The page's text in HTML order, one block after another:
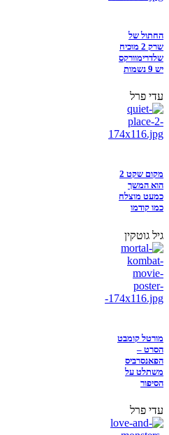
החתול של
שרק 2 מוכיח
שלדרימוורקס
יש 9 נשמות
עדי פרל
מקום שקט 2
הוא המשך
כמעט מוצלח
כמו קודמו
גיל גוטקין
מורטל קומבט
הסרט –
הפאנסרביס
משתלט על
הסיפור
עדי פרל